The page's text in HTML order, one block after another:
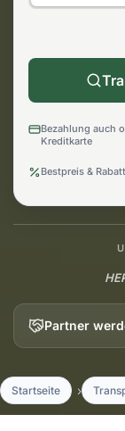
Bezahlung auch
Kreditkarte
Bestpreis &
Partner
Startseite